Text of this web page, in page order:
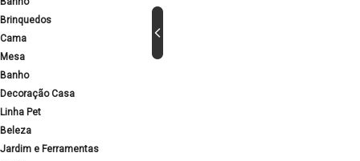
Brinquedos
Cama
Mesa
Banho
Decoração Casa
Linha Pet
Beleza
Jardim e Ferramentas